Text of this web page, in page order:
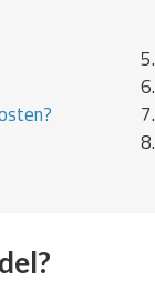
5.
6.
7.
8.